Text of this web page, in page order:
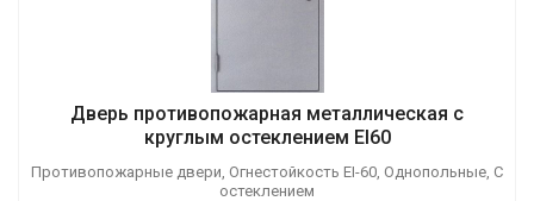
Дверь противопожарная металлическая с
круглым остеклением EI60
Противопожарные двери, Огнестойкость EI-60, Однопольные, С
остеклением